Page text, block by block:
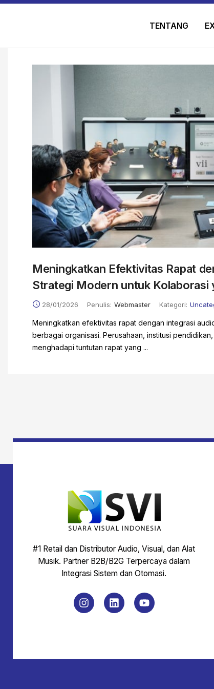
TENTANG
Meningkatkan Efektivitas Rapat
Strategi Modern untuk Kolaborasi
28/01/2026 Penulis: Webmaster Kategori:
Meningkatkan efektivitas rapat dengan integrasi
berbagai organisasi. Perusahaan, institusi
menghadapi tuntutan rapat yang ...
#1 Retail dan Distributor Audio, Visual, dan Alat
Musik. Partner B2B/B2G Terpercaya dalam
Integrasi Sistem dan Otomasi.